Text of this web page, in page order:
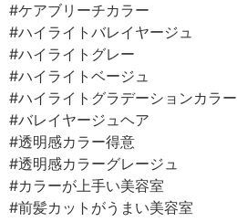
#ケアブリーチカラー
#ハイライトバレイヤージュ
#ハイライトグレー
#ハイライトベージュ
#ハイライトグラデーションカラー
#バレイヤージュヘア
#透明感カラー得意
#透明感カラーグレージュ
#カラーが上手い美容室
#前髪カットがうまい美容室